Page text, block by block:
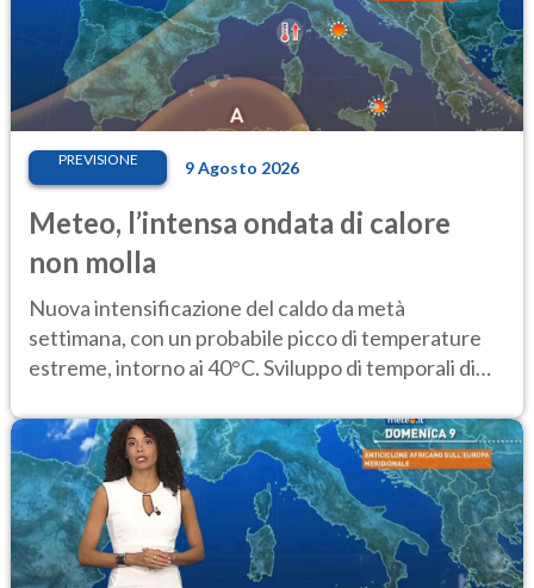
PREVISIONE 9 Agosto 2026
Meteo, l’intensa ondata di calore
non molla
Nuova intensificazione del caldo da metà
settimana, con un probabile picco di temperature
estreme, intorno ai 40°C. Sviluppo di temporali di